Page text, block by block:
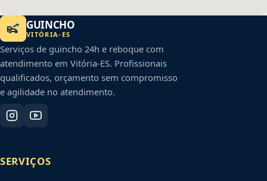
GUINCHO
VITÓRIA- ES
Serviços de guincho 24h e reboque com
atendimento em Vitória-ES. Profissionais
qualificados, orçamento sem compromisso
e agilidade no atendimento.
SERVIÇOS